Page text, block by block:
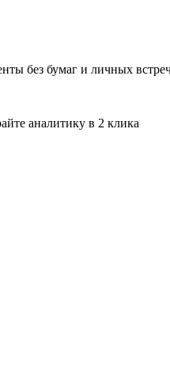
без бумаг и личных
аналитику в 2 клика